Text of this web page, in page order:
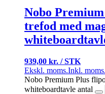
Nobo
trefod med
939,00 kr. / STK
Ekskl. moms.Inkl. moms.
Nobo Premium Plus
whiteboardtavle antal